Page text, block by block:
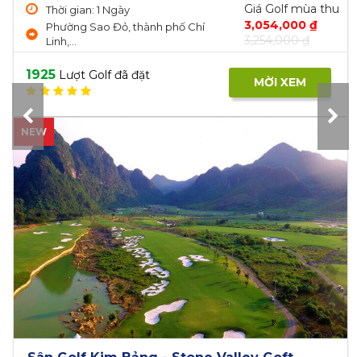
Thời gian: 1 Ngày
368 Đ. Trần Ngọc Lên, Định Hoà,
Thủ...
Giá Golf mùa thu
2,000,000 ₫
2,600,000 ₫
1765 Lượt Golf đã đặt MỜI XEM
NEW